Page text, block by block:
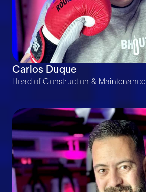
Carlos Duque
Head of Construction & Maintenance